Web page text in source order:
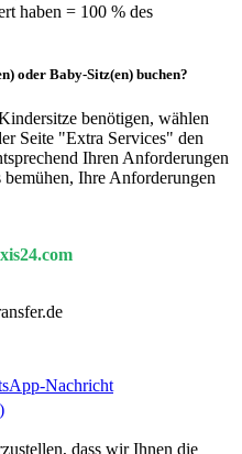
haben = 100 % des
oder Baby-Sitz(en) buchen?
benötigen, wählen
Seite "Extra Services" den
Ihren Anforderungen
Ihre Anforderungen
Nachricht
dass wir Ihnen die